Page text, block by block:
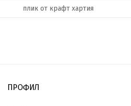
плик от крафт хартия
ПРОФИЛ